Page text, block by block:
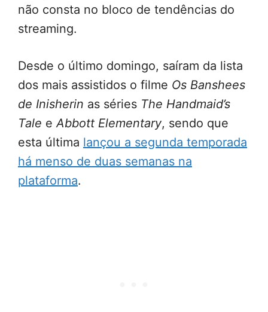
não consta no bloco de tendências do
streaming.
Desde o último domingo, saíram da lista
dos mais assistidos o filme Os Banshees
de Inisherin as séries The Handmaid’s
Tale eAbbott Elementary, sendo que
esta última lançou a segunda temporada
há menso de duas semanas na
plataforma.